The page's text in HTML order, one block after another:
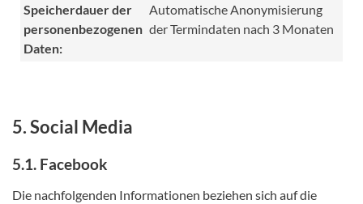
Speicherdauer der
personenbezogenen
Daten:
Automatische Anonymisierung
der Termindaten nach 3 Monaten
5. Social Media
5.1. Facebook
Die nachfolgenden Informationen beziehen sich auf die